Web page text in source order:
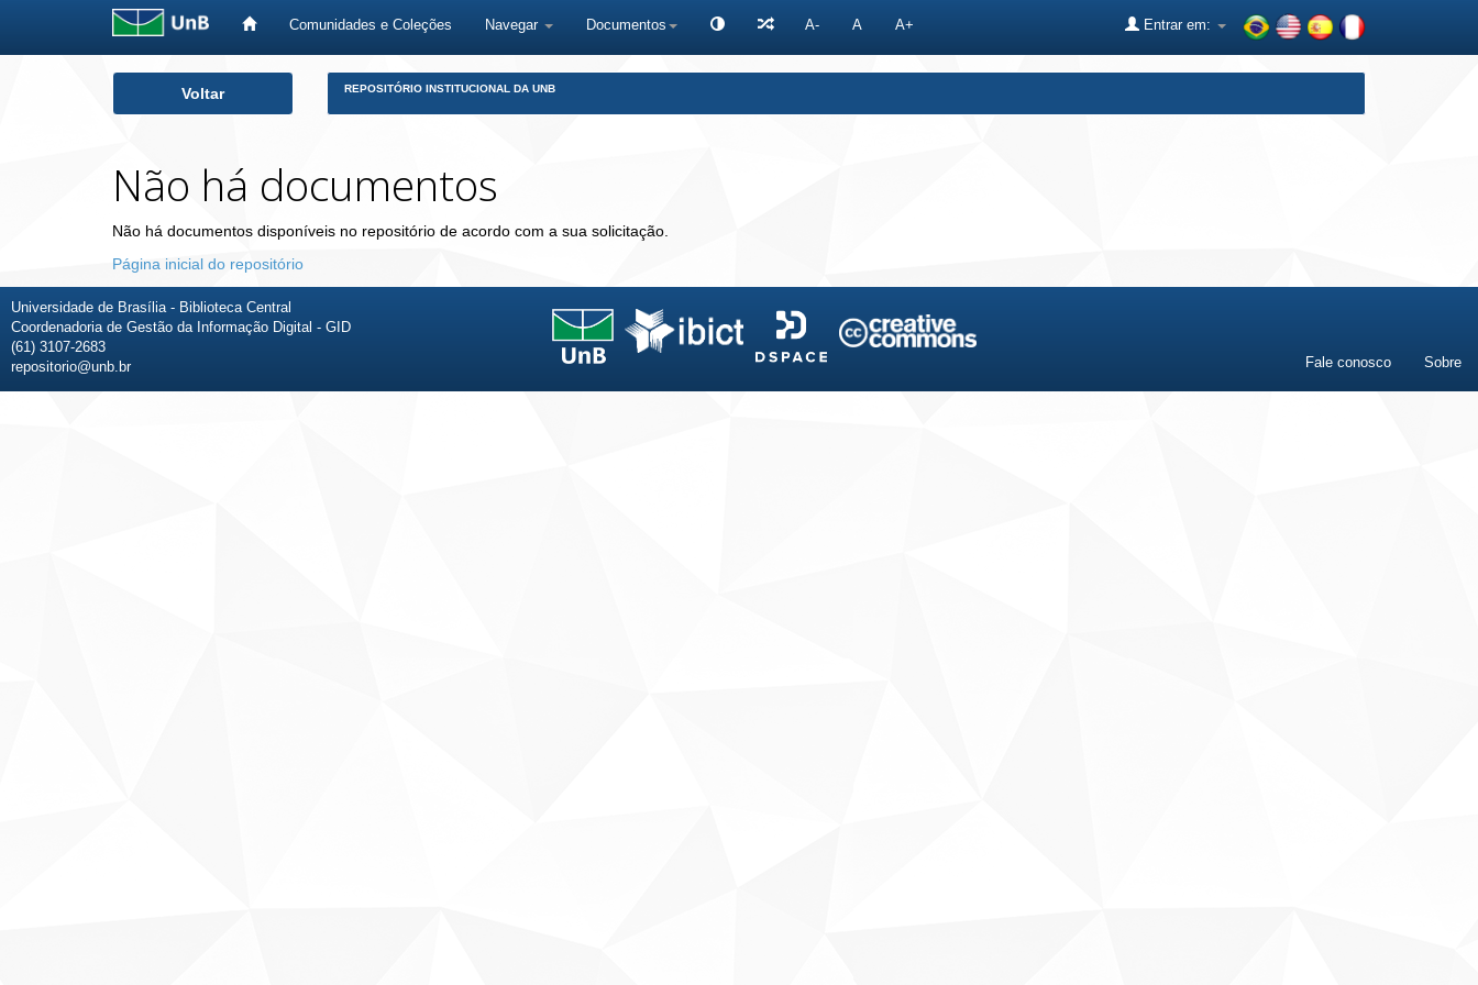
Comunidades e Coleções Navegar Documentos A- A A+ Entrar em:
Voltar REPOSITÓRIO INSTITUCIONAL DA UNB
Não há documentos
Não há documentos disponíveis no repositório de acordo com a sua solicitação.
Página inicial do repositório
Universidade de Brasília - Biblioteca Central
Coordenadoria de Gestão da Informação Digital - GID
(61) 3107-2683
repositorio@unb.br
Fale conosco Sobre